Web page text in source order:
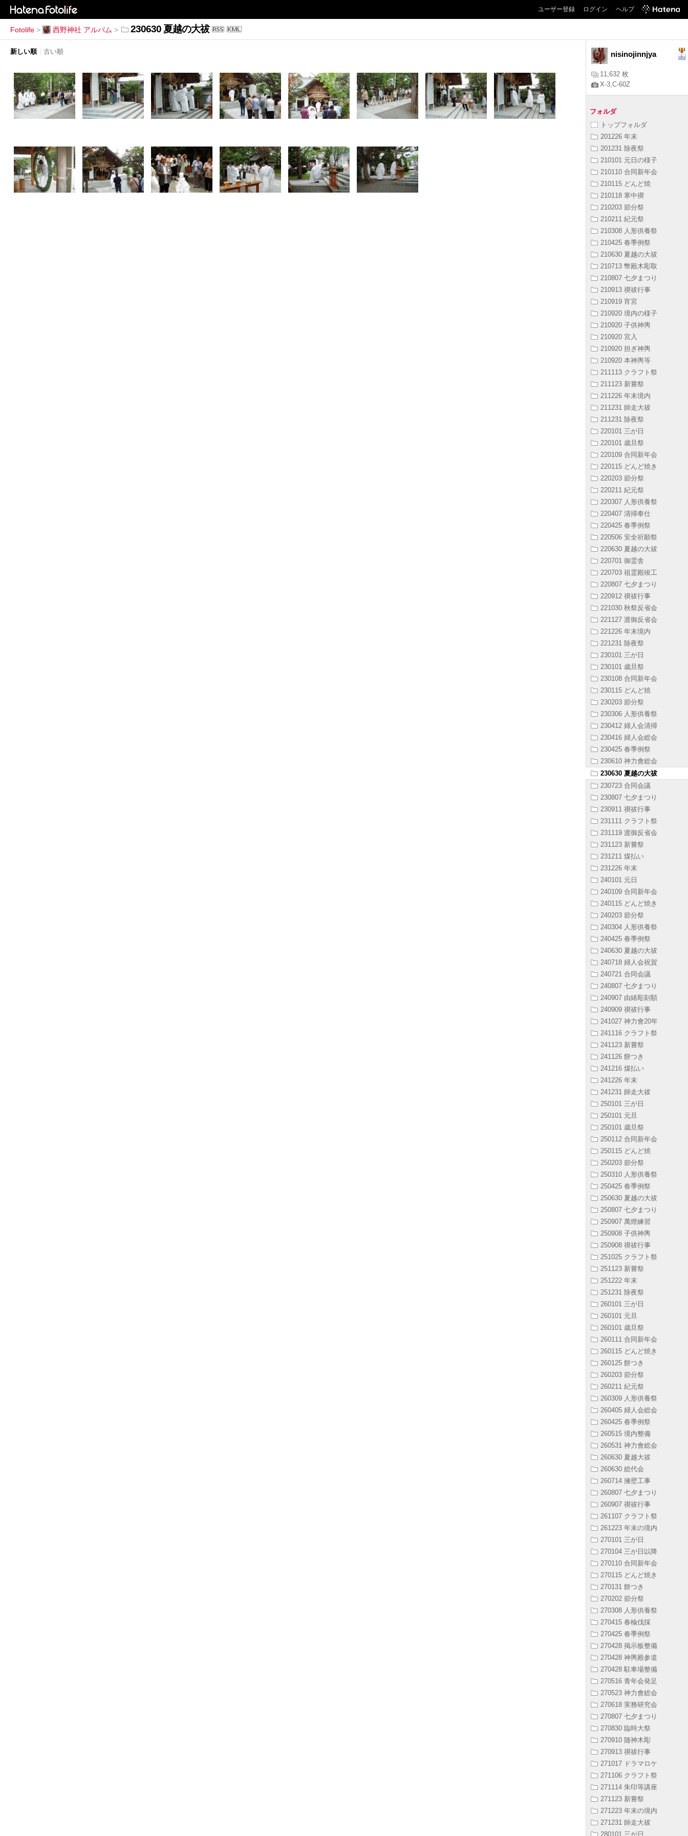
ユーザー登録 ログイン ヘルプ
Fotolife > 西野神社 アルバム > 230630 夏越の大祓
新しい順 古い順 nisinojinnjya
11,632 枚
X-3,C-60Z
フォルダ
トップフォルダ
201226 年末
201231 除夜祭
210101 元日の様子
210110 合同新年会
210115 どんど焼
210118 寒中禊
210203 節分祭
210211 紀元祭
210308 人形供養祭
210425 春季例祭
210630 夏越の大祓
210713 幣殿木彫取
210807 七夕まつり
210913 禊祓行事
210919 宵宮
210920 境内の様子
210920 子供神輿
210920 宮入
210920 担ぎ神輿
210920 本神輿等
211113 クラフト祭
211123 新嘗祭
211226 年末境内
211231 師走大祓
211231 除夜祭
220101 三が日
220101 歳旦祭
220109 合同新年会
220115 どんど焼き
220203 節分祭
220211 紀元祭
220307 人形供養祭
220407 清掃奉仕
220425 春季例祭
220506 安全祈願祭
220630 夏越の大祓
220701 御霊舎
220703 祖霊殿竣工
220807 七夕まつり
220912 禊祓行事
221030 秋祭反省会
221127 渡御反省会
221226 年末境内
221231 除夜祭
230101 三が日
230101 歳旦祭
230108 合同新年会
230115 どんど焼
230203 節分祭
230306 人形供養祭
230412 婦人会清掃
230416 婦人会総会
230425 春季例祭
230610 神力會総会
230630 夏越の大祓
230723 合同会議
230807 七夕まつり
230911 禊祓行事
231111 クラフト祭
231119 渡御反省会
231123 新嘗祭
231211 煤払い
231226 年末
240101 元日
240109 合同新年会
240115 どんど焼き
240203 節分祭
240304 人形供養祭
240425 春季例祭
240630 夏越の大祓
240718 婦人会祝賀
240721 合同会議
240807 七夕まつり
240907 由緒彫刻額
240909 禊祓行事
241027 神力會20年
241116 クラフト祭
241123 新嘗祭
241126 餅つき
241216 煤払い
241226 年末
241231 師走大祓
250101 三が日
250101 元旦
250101 歳旦祭
250112 合同新年会
250115 どんど焼
250203 節分祭
250310 人形供養祭
250425 春季例祭
250630 夏越の大祓
250807 七夕まつり
250907 萬燈練習
250908 子供神輿
250908 禊祓行事
251025 クラフト祭
251123 新嘗祭
251222 年末
251231 除夜祭
260101 三が日
260101 元旦
260101 歳旦祭
260111 合同新年会
260115 どんど焼き
260125 餅つき
260203 節分祭
260211 紀元祭
260309 人形供養祭
260405 婦人会総会
260425 春季例祭
260515 境内整備
260531 神力會総会
260630 夏越大祓
260630 総代会
260714 擁壁工事
260807 七夕まつり
260907 禊祓行事
261107 クラフト祭
261223 年末の境内
270101 三が日
270104 三が日以降
270110 合同新年会
270115 どんど焼き
270131 餅つき
270202 節分祭
270308 人形供養祭
270415 春楡伐採
270425 春季例祭
270428 掲示板整備
270428 神輿殿参道
270428 駐車場整備
270516 青年会発足
270523 神力會総会
270618 実務研究会
270807 七夕まつり
270830 臨時大祭
270910 随神木彫
270913 禊祓行事
271017 ドラマロケ
271106 クラフト祭
271114 朱印等講座
271123 新嘗祭
271223 年末の境内
271231 師走大祓
280101 三が日